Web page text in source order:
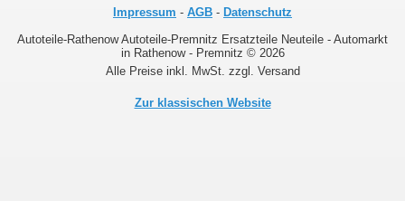
Impressum - AGB - Datenschutz
Autoteile-Rathenow Autoteile-Premnitz Ersatzteile Neuteile - Automarkt
in Rathenow - Premnitz © 2026
Alle Preise inkl. MwSt. zzgl. Versand
Zur klassischen Website